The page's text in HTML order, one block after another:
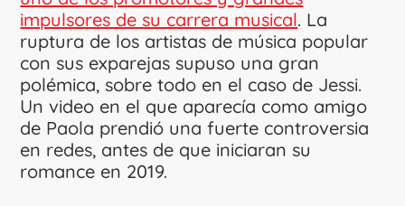
impulsores de su carrera musical. La
ruptura de los artistas de música popular
con sus exparejas supuso una gran
polémica, sobre todo en el caso de Jessi.
Un video en el que aparecía como amigo
de Paola prendió una fuerte controversia
en redes, antes de que iniciaran su
romance en 2019.